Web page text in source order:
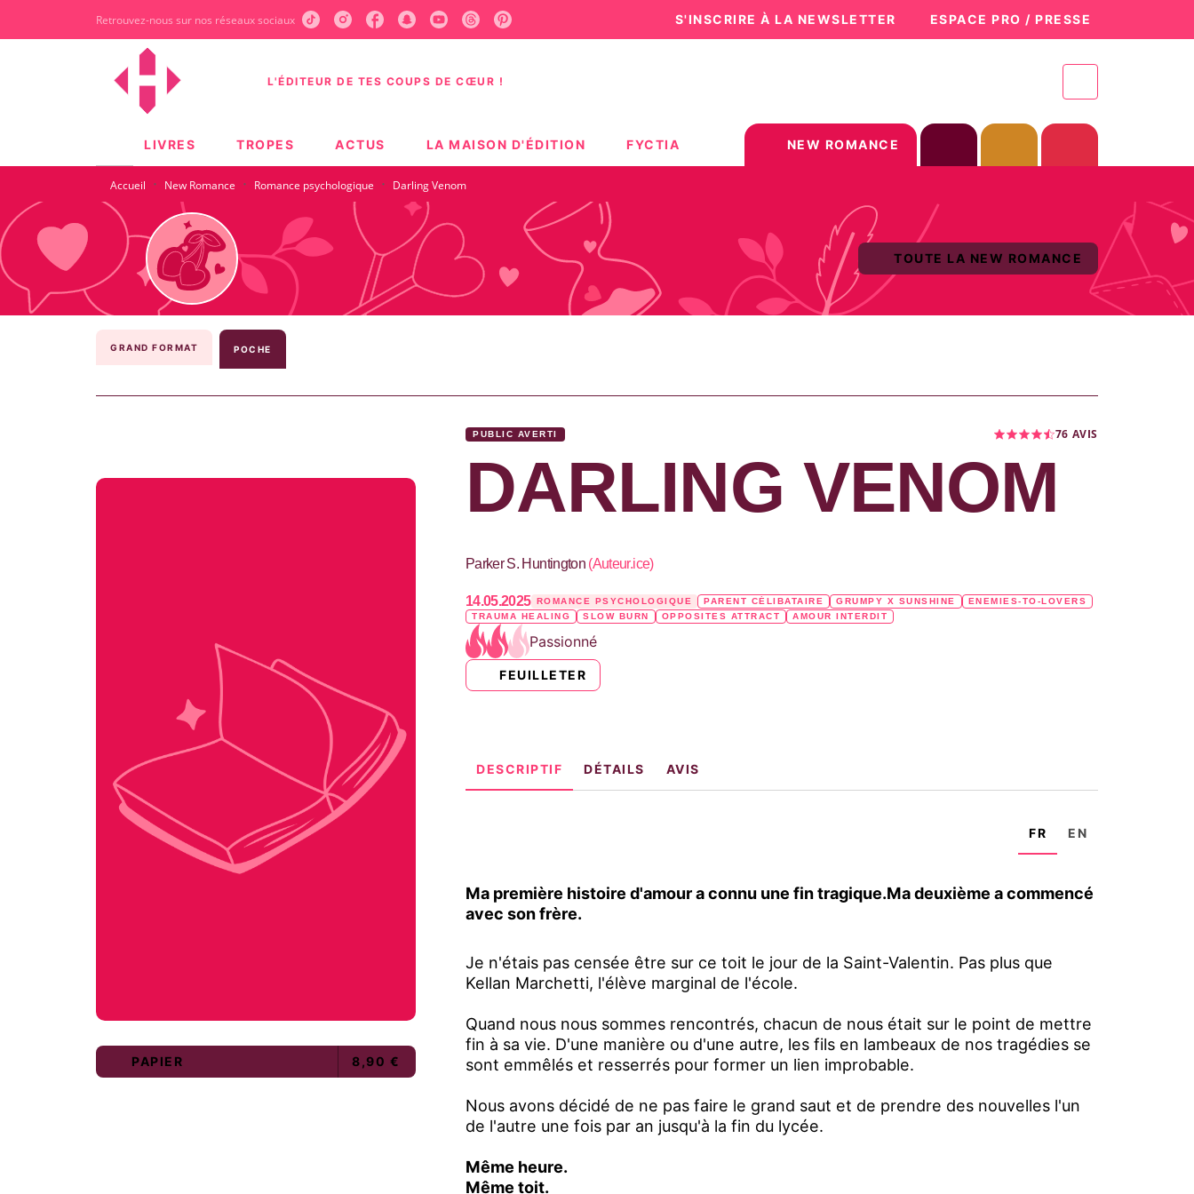
CONTENU PIED DE PAGE
Retrouvez-nous sur nos réseaux sociaux S'INSCRIRE À LA NEWSLETTER ESPACE PRO / PRESSE
L'ÉDITEUR DE TES COUPS DE CŒUR !
LIVRES TROPES ACTUS LA MAISON D'ÉDITION FYCTIA NEW ROMANCE
Accueil · New Romance · Romance psychologique · Darling Venom
TOUTE LA NEW ROMANCE
GRAND FORMAT POCHE
PAPIER 8,90 €
PUBLIC AVERTI 76 AVIS
DARLING VENOM
Parker S. Huntington (Auteur.ice)
14.05.2025 ROMANCE PSYCHOLOGIQUE PARENT CÉLIBATAIRE GRUMPY X SUNSHINE
ENEMIES-TO-LOVERS
TRAUMA HEALING
SLOW BURN OPPOSITES ATTRACT AMOUR INTERDIT
Passionné
FEUILLETER
DESCRIPTIF DÉTAILS AVIS
FR EN
Ma première histoire d'amour a connu une fin tragique.Ma deuxième a commencé
avec son frère.
Je n'étais pas censée être sur ce toit le jour de la Saint-Valentin. Pas plus que
Kellan Marchetti, l'élève marginal de l'école.
Quand nous nous sommes rencontrés, chacun de nous était sur le point de mettre
fin à sa vie. D'une manière ou d'une autre, les fils en lambeaux de nos tragédies se
sont emmêlés et resserrés pour former un lien improbable.
Nous avons décidé de ne pas faire le grand saut et de prendre des nouvelles l'un
de l'autre une fois par an jusqu'à la fin du lycée.
Même heure.
Même toit.